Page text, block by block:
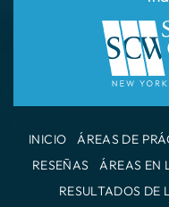
INICIO ÁREAS DE
RESEÑAS
ÁREAS EN
RESULTADOS DE